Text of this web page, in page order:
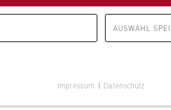
zur CO2-
Zulässigkeit eines CO2-
AUSWAHL
Impressum | Datenschutz